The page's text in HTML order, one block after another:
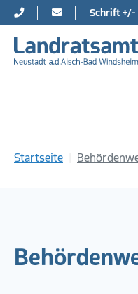
Direkt zur
Direkt zum Inhalt
Schrift +/-
Startseite